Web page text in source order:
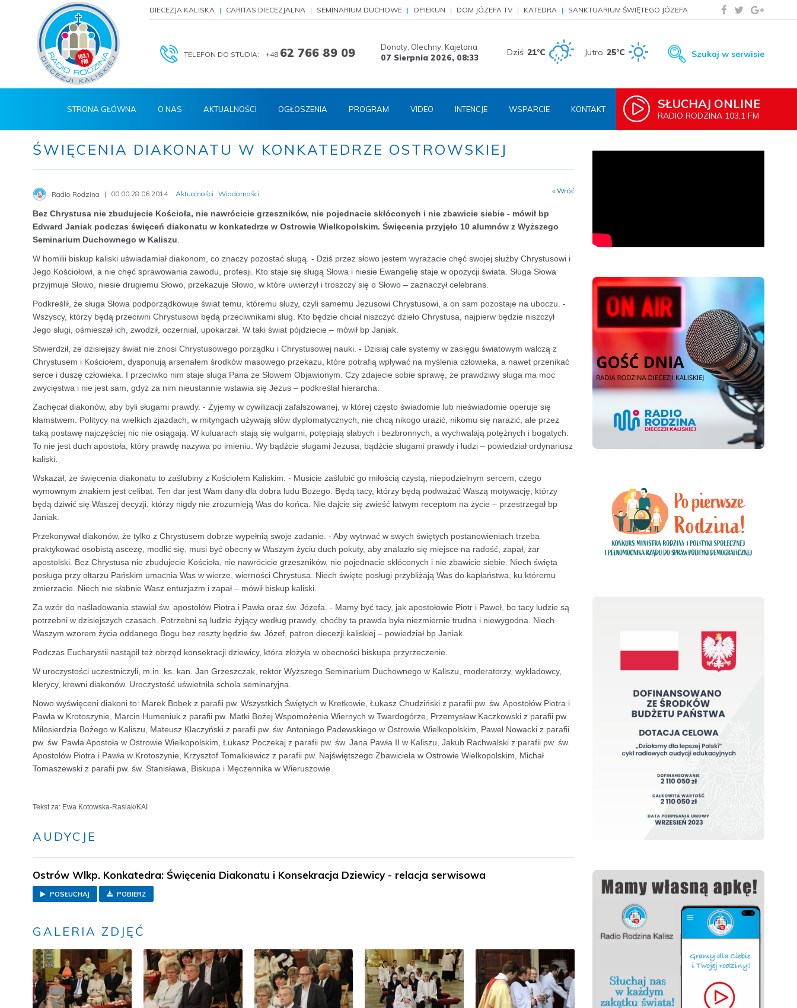
DIECEZJA KALISKA CARITAS DIECEZJALNA SEMINARIUM DUCHOWE OPIEKUN DOM JÓZEFA TV KATEDRA SANKTUARIUM ŚWIĘTEGO JÓZEFA
TELEFON DO STUDIA: +48 62 766 89 09
Donaty, Olechny, Kajetana
07 Sierpnia 2026, 08:33 Dziś 21°C Jutro 25°C Szukaj w serwisie
SŁUCHAJ ONLINE
RADIO RODZINA 103,1 FM
STRONA GŁÓWNA O NAS AKTUALNOŚCI OGŁOSZENIA PROGRAM VIDEO INTENCJE WSPARCIE KONTAKT
ŚWIĘCENIA DIAKONATU W KONKATEDRZE OSTROWSKIEJ
Radio Rodzina 00:00 28.06.2014 Aktualności Wiadomości « Wróć
Bez Chrystusa nie zbudujecie Kościoła, nie nawrócicie grzeszników, nie pojednacie skłóconych i nie zbawicie siebie - mówił bp
Edward Janiak podczas święceń diakonatu w konkatedrze w Ostrowie Wielkopolskim. Święcenia przyjęło 10 alumnów z Wyższego
Seminarium Duchownego w Kaliszu
W homilii biskup kaliski uświadamiał diakonom, co znaczy pozostać sługą. - Dziś przez słowo jestem wyrażacie chęć swojej służby Chrystusowi i
Jego Kościołowi, a nie chęć sprawowania zawodu, profesji. Kto staje się sługą Słowa i niesie Ewangelię staje w opozycji świata. Sługa Słowa
przyjmuje Słowo, niesie drugiemu Słowo, przekazuje Słowo, w które uwierzył i troszczy się o Słowo – zaznaczył celebrans.
Podkreślił, że sługa Słowa podporządkowuje świat temu, któremu służy, czyli samemu Jezusowi Chrystusowi, a on sam pozostaje na uboczu. -
Wszyscy, którzy będą przeciwni Chrystusowi będą przeciwnikami sług. Kto będzie chciał niszczyć dzieło Chrystusa, najpierw będzie niszczył
Jego sługi, ośmieszał ich, zwodził, oczerniał, upokarzał. W taki świat pójdziecie – mówił bp Janiak.
Stwierdził, że dzisiejszy świat nie znosi Chrystusowego porządku i Chrystusowej nauki. - Dzisiaj całe systemy w zasięgu światowym walczą z
Chrystusem i Kościołem, dysponują arsenałem środków masowego przekazu, które potrafią wpływać na myślenia człowieka, a nawet przenikać
serce i duszę człowieka. I przeciwko nim staje sługa Pana ze Słowem Objawionym. Czy zdajecie sobie sprawę, że prawdziwy sługa ma moc
zwycięstwa i nie jest sam, gdyż za nim nieustannie wstawia się Jezus – podkreślał hierarcha.
Zachęcał diakonów, aby byli sługami prawdy. - Żyjemy w cywilizacji zafałszowanej, w której często świadomie lub nieświadomie operuje się
kłamstwem. Politycy na wielkich zjazdach, w mityngach używają słów dyplomatycznych, nie chcą nikogo urazić, nikomu się narazić, ale przez
taką postawę najczęściej nic nie osiągają. W kuluarach stają się wulgarni, potępiają słabych i bezbronnych, a wychwalają potężnych i bogatych.
To nie jest duch apostoła, który prawdę nazywa po imieniu. Wy bądźcie sługami Jezusa, bądźcie sługami prawdy i ludzi – powiedział ordynariusz
kaliski.
Wskazał, że święcenia diakonatu to zaślubiny z Kościołem Kaliskim. - Musicie zaślubić go miłością czystą, niepodzielnym sercem, czego
wymownym znakiem jest celibat. Ten dar jest Wam dany dla dobra ludu Bożego. Będą tacy, którzy będą podważać Waszą motywację, którzy
będą dziwić się Waszej decyzji, którzy nigdy nie zrozumieją Was do końca. Nie dajcie się zwieść łatwym receptom na życie – przestrzegał bp
Janiak.
Przekonywał diakonów, że tylko z Chrystusem dobrze wypełnią swoje zadanie. - Aby wytrwać w swych świętych postanowieniach trzeba
praktykować osobistą ascezę, modlić się, musi być obecny w Waszym życiu duch pokuty, aby znalazło się miejsce na radość, zapał, żar
apostolski. Bez Chrystusa nie zbudujecie Kościoła, nie nawrócicie grzeszników, nie pojednacie skłóconych i nie zbawicie siebie. Niech święta
posługa przy ołtarzu Pańskim umacnia Was w wierze, wierności Chrystusa. Niech święte posługi przybliżają Was do kapłaństwa, ku któremu
zmierzacie. Niech nie słabnie Wasz entuzjazm i zapał – mówił biskup kaliski.
Za wzór do naśladowania stawiał św. apostołów Piotra i Pawła oraz św. Józefa. - Mamy być tacy, jak apostołowie Piotr i Paweł, bo tacy ludzie są
potrzebni w dzisiejszych czasach. Potrzebni są ludzie żyjący według prawdy, choćby ta prawda była niezmiernie trudna i niewygodna. Niech
Waszym wzorem życia oddanego Bogu bez reszty będzie św. Józef, patron diecezji kaliskiej – powiedział bp Janiak.
Podczas Eucharystii nastąpił też obrzęd konsekracji dziewicy, która złożyła w obecności biskupa przyrzeczenie.
W uroczystości uczestniczyli, m.in. ks. kan. Jan Grzeszczak, rektor Wyższego Seminarium Duchownego w Kaliszu, moderatorzy, wykładowcy,
klerycy, krewni diakonów. Uroczystość uświetniła schola seminaryjna.
Nowo wyświęceni diakoni to: Marek Bobek z parafii pw. Wszystkich Świętych w Kretkowie, Łukasz Chudziński z parafii pw. św. Apostołów Piotra i
Pawła w Krotoszynie, Marcin Humeniuk z parafii pw. Matki Bożej Wspomożenia Wiernych w Twardogórze, Przemysław Kaczkowski z parafii pw.
Miłosierdzia Bożego w Kaliszu, Mateusz Klaczyński z parafii pw. św. Antoniego Padewskiego w Ostrowie Wielkopolskim, Paweł Nowacki z parafii
pw. św. Pawła Apostoła w Ostrowie Wielkopolskim, Łukasz Poczekaj z parafii pw. św. Jana Pawła II w Kaliszu, Jakub Rachwalski z parafii pw. św.
Apostołów Piotra i Pawła w Krotoszynie, Krzysztof Tomalkiewicz z parafii pw. Najświętszego Zbawiciela w Ostrowie Wielkopolskim, Michał
Tomaszewski z parafii pw. św. Stanisława, Biskupa i Męczennika w Wieruszowie.
Tekst za: Ewa Kotowska-Rasiak/KAI
AUDYCJE
Ostrów Wlkp. Konkatedra: Święcenia Diakonatu i Konsekracja Dziewicy - relacja serwisowa
POSŁUCHAJ POBIERZ
GALERIA ZDJĘĆ